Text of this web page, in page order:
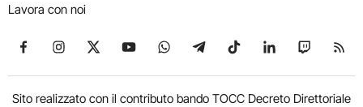
Lavora con noi
Seguici su Facebook
Seguici su Instagram
Seguici su X
Seguici su YouTube
Seguici su WhatsApp
Seguici su Telegram
Seguici su TikTok
Seguici su
Seguici
Sito realizzato con il contributo bando TOCC Decreto Direttoriale